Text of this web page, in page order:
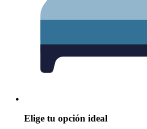
Elige tu opción ideal